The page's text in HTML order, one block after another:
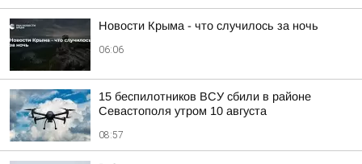
Новости Крыма - что случилось за ночь
06:06
15 беспилотников ВСУ сбили в районе
Севастополя утром 10 августа
08:57